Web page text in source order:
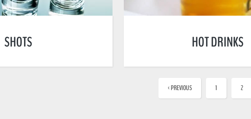
SHOTS HOT DRINKS
‹ PREVIOUS 1 2